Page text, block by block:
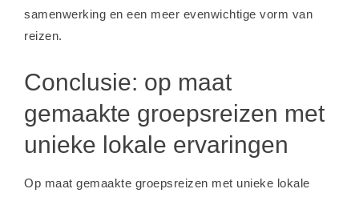
samenwerking en een meer evenwichtige vorm van
reizen.
Conclusie: op maat
gemaakte groepsreizen met
unieke lokale ervaringen
Op maat gemaakte groepsreizen met unieke lokale